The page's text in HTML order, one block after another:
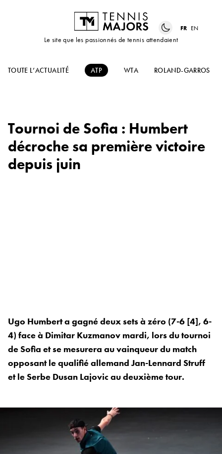
Le site que les passionnés de tennis attendaient
FR EN
TOUTE L’ACTUALITÉ ATP WTA ROLAND-GARROS
Tournoi de Sofia : Humbert
décroche sa première victoire
depuis juin
Ugo Humbert a gagné deux sets à zéro (7-6 [4], 6-
4) face à Dimitar Kuzmanov mardi, lors du tournoi
de Sofia et se mesurera au vainqueur du match
opposant le qualifié allemand Jan-Lennard Struff
et le Serbe Dusan Lajovic au deuxième tour.